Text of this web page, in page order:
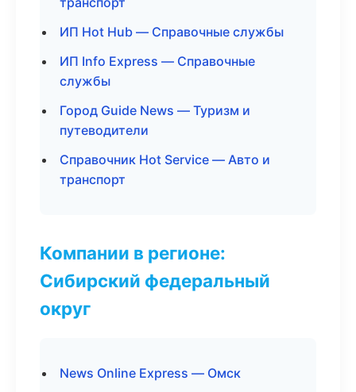
ИП Hot Hub — Справочные службы
ИП Info Express — Справочные
службы
Город Guide News — Туризм и
путеводители
Справочник Hot Service — Авто и
транспорт
Компании в регионе:
Сибирский федеральный
округ
News Online Express — Омск